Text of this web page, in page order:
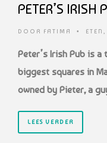
PETER’S IRISH
DOOR FATIMA •
Peter’s Irish Pub is
biggest squares in
owned by Pieter, a
LEES VERDER